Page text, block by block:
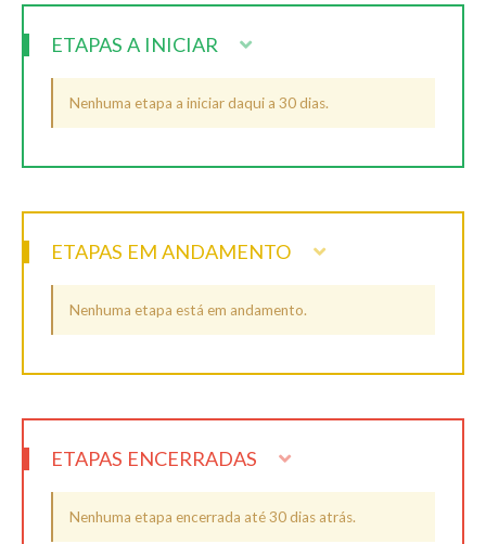
ETAPAS A INICIAR
Nenhuma etapa a iniciar daqui a 30 dias.
ETAPAS EM ANDAMENTO
Nenhuma etapa está em andamento.
ETAPAS ENCERRADAS
Nenhuma etapa encerrada até 30 dias atrás.